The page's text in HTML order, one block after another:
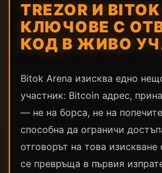
TREZOR И
КЛЮЧОВЕ С
КОД В ЖИВО
Bitok Arena изисква едно
участник: Bitcoin адрес,
— не на борса, не на
способна да ограничи
отговорът на това изискване
се превръща в първия